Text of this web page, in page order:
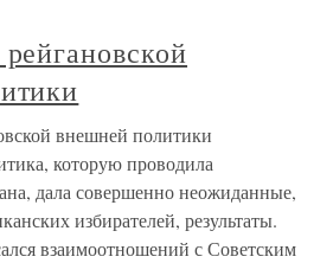
внешней политики
которую проводила
дала совершенно неожиданные,
избирателей, результаты.
взаимоотношений с Советским